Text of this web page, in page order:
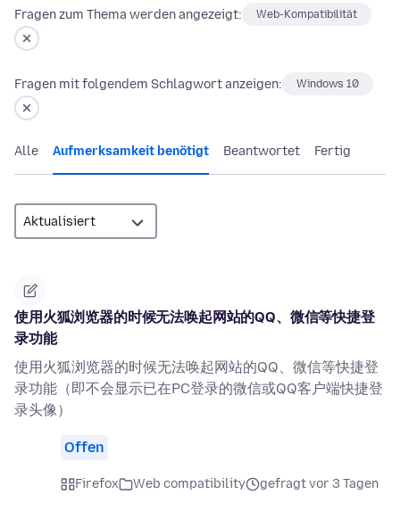
Fragen zum Thema werden angezeigt: Web-Kompatibilität
Fragen mit folgendem Schlagwort anzeigen: Windows 10
Alle Aufmerksamkeit benötigt Beantwortet Fertig
使用火狐浏览器的时候无法唤起网站的QQ、微信等快捷登
录功能
使用火狐浏览器的时候无法唤起网站的QQ、微信等快捷登
录功能（即不会显示已在PC登录的微信或QQ客户端快捷登
录头像）
Offen
Firefox Web compatibility gefragt vor 3 Tagen